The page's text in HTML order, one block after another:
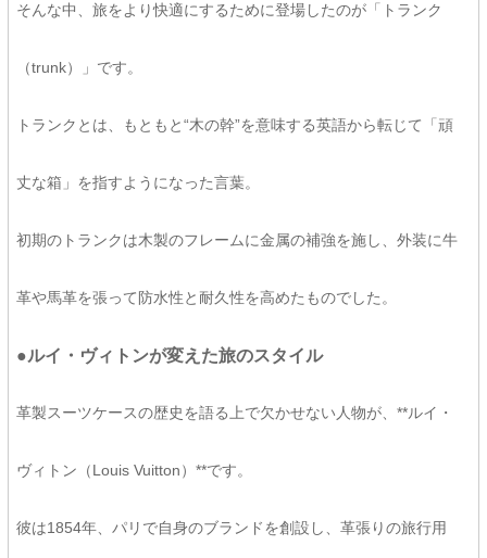
そんな中、旅をより快適にするために登場したのが「トランク
（trunk）」です。
トランクとは、もともと“木の幹”を意味する英語から転じて「頑
丈な箱」を指すようになった言葉。
初期のトランクは木製のフレームに金属の補強を施し、外装に牛
革や馬革を張って防水性と耐久性を高めたものでした。
●ルイ・ヴィトンが変えた旅のスタイル
革製スーツケースの歴史を語る上で欠かせない人物が、**ルイ・
ヴィトン（Louis Vuitton）**です。
彼は1854年、パリで自身のブランドを創設し、革張りの旅行用